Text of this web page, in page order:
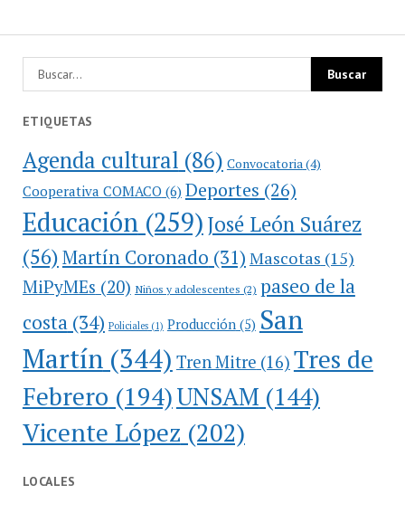
ETIQUETAS
Agenda cultural (86) Convocatoria (4)
Cooperativa COMACO(6) Deportes (26)
Educación(259)José León Suárez
(56)Martín Coronado (31) Mascotas (15)
MiPyMEs (20) Niños y adolescentes (2) paseo de la
costa(34) Policiales(1) Producción(5) San
Martín(344) Tren Mitre (16) Tres de
Febrero (194)UNSAM (144)
Vicente López (202)
LOCALES